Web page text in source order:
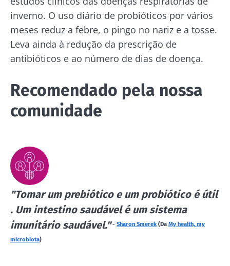
inverno. O uso diário de probióticos por vários
meses reduz a febre, o pingo no nariz e a tosse.
Leva ainda à redução da prescrição de
antibióticos e ao número de dias de doença.
Recomendado pela nossa
comunidade
"Tomar um prebiótico e um probiótico é útil
. Um intestino saudável é um sistema
imunitário saudável."- Sharon Smerek (Da My health, my
microbiota)
Mantenha-se
informado
Junte-se à comunidade da microbiota e
receba "The Essential" uma vez por mês para
se manter atualizado com as últimas notícias
Junte-se à comunidade da microbiota e
receba "The Essential" uma vez por mês para
Gostaria de me inscrever para receber mais
informações sobre a Biocodex